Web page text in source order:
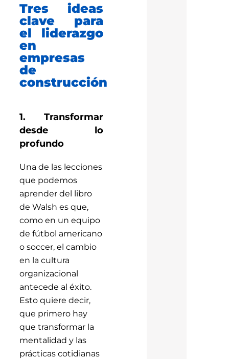
Tres ideas
clave para
el liderazgo
en
empresas
de
construcción
1. Transformar
desde lo
profundo
Una de las lecciones
que podemos
aprender del libro
de Walsh es que,
como en un equipo
de fútbol americano
o soccer, el cambio
en la cultura
organizacional
antecede al éxito.
Esto quiere decir,
que primero hay
que transformar la
mentalidad y las
prácticas cotidianas